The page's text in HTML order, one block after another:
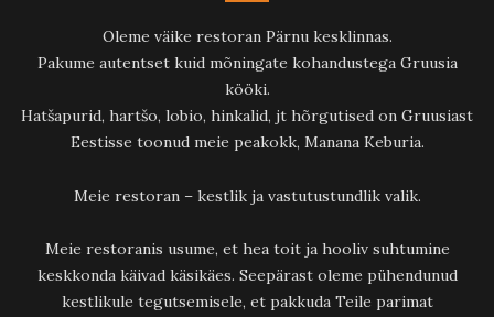
Oleme väike restoran Pärnu kesklinnas.
Pakume autentset kuid mõningate kohandustega Gruusia
kööki.
Hatšapurid, hartšo, lobio, hinkalid, jt hõrgutised on Gruusiast
Eestisse toonud meie peakokk, Manana Keburia.
Meie restoran – kestlik ja vastutustundlik valik.
Meie restoranis usume, et hea toit ja hooliv suhtumine
keskkonda käivad käsikäes. Seepärast oleme pühendunud
kestlikule tegutsemisele, et pakkuda Teile parimat